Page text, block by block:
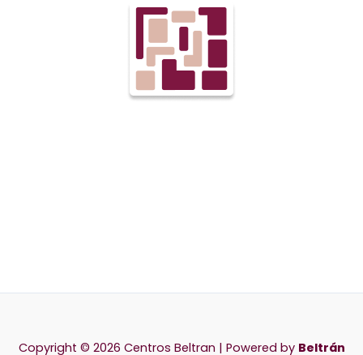
Copyright © 2026 Centros Beltran | Powered by Beltrán